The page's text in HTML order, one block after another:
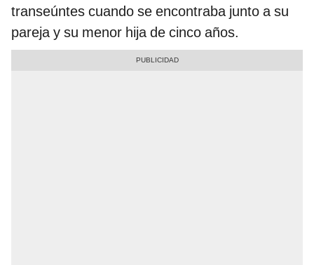
transeúntes cuando se encontraba junto a su
pareja y su menor hija de cinco años.